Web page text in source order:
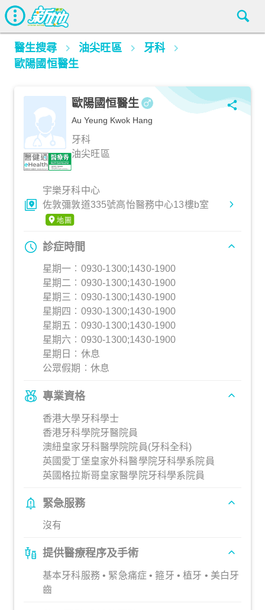
醫生搜尋 油尖旺區
牙科
歐陽國恒醫生
歐陽國恒醫生
Au Yeung Kwok Hang
牙科
油尖旺區
宇樂牙科中心
佐敦彌敦道335號高怡醫務中心13樓b室
診症時間
星期一︰0930-1300;1430-1900
星期二︰0930-1300;1430-1900
星期三︰0930-1300;1430-1900
星期四︰0930-1300;1430-1900
星期五︰0930-1300;1430-1900
星期六︰0930-1300;1430-1900
星期日︰休息
公眾假期︰休息
專業資格
香港大學牙科學士
香港牙科學院牙醫院員
澳紐皇家牙科醫學院院員(牙科全科)
英國愛丁堡皇家外科醫學院牙科學系院員
英國格拉斯哥皇家醫學院牙科學系院員
緊急服務
沒有
提供醫療程序及手術
基本牙科服務 • 緊急痛症 • 箍牙 • 植牙 • 美白牙
齒